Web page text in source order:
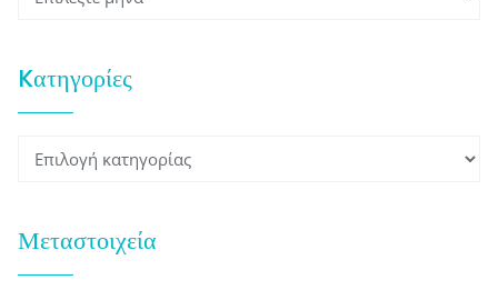
Kατηγορίες
Kατηγορίες
Μεταστοιχεία